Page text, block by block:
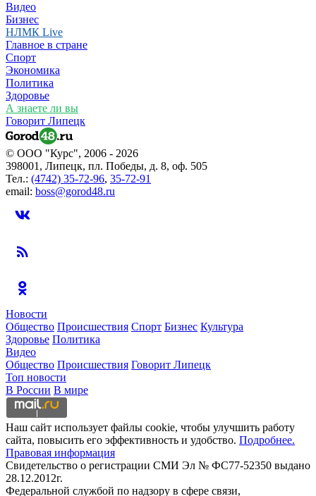
Видео
Бизнес
НЛМК Live
Главное в стране
Спорт
Экономика
Политика
Здоровье
А знаете ли вы
Говорит Липецк
© ООО "Курс", 2006 - 2026
398001, Липецк, пл. Победы, д. 8, оф. 505
Тел.: (4742) 35-72-96, 35-72-91
email: boss@gorod48.ru
Новости
Общество Происшествия Спорт Бизнес Культура
Здоровье Политика
Видео
Общество Происшествия Говорит Липецк
Топ новости
В России В мире
Наш сайт использует файлы cookie, чтобы улучшить работу
сайта, повысить его эффективность и удобство. Подробнее.
Правовая информация
Свидетельство о регистрации СМИ Эл № ФС77-52350 выдано
28.12.2012г.
Федеральной службой по надзору в сфере связи,